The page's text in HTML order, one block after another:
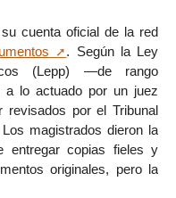
cuenta oficial de la red
. Según la Ley
(Lepp) —de rango
a lo actuado por un juez
por el Tribunal
magistrados dieron la
entregar copias fieles y
originales, pero la